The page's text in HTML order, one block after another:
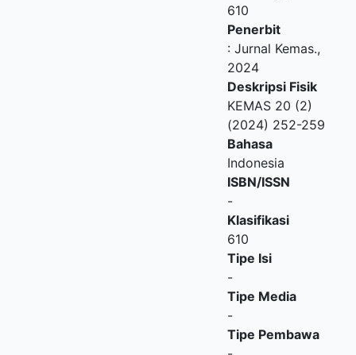
610
Penerbit
: Jurnal Kemas.,
2024
Deskripsi Fisik
KEMAS 20 (2)
(2024) 252-259
Bahasa
Indonesia
ISBN/ISSN
-
Klasifikasi
610
Tipe Isi
-
Tipe Media
-
Tipe Pembawa